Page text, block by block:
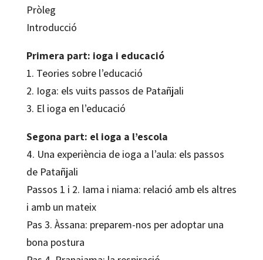
Pròleg
Introducció
Primera part: ioga i educació
1. Teories sobre l’educació
2. Ioga: els vuits passos de Patañjali
3. El ioga en l’educació
Segona part: el ioga a l’escola
4. Una experiència de ioga a l’aula: els passos
de Patañjali
Passos 1 i 2. Iama i niama: relació amb els altres
i amb un mateix
Pas 3. Àssana: preparem-nos per adoptar una
bona postura